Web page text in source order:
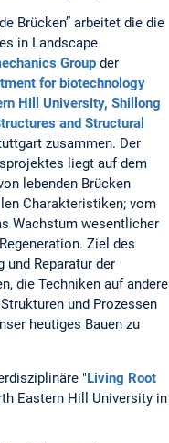
Brücken” arbeitet die die
in Landscape
Group der
for biotechnology
Hill University, Shillong
and Structural
zusammen. Der
liegt auf dem
lebenden Brücken
Charakteristiken; vom
Wachstum wesentlicher
Ziel des
und Reparatur der
die Techniken auf andere
und Prozessen
heutiges Bauen zu
"Living Root
Eastern Hill University in